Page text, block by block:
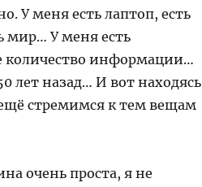
У меня есть лаптоп, есть
мир… У меня есть
количество информации…
лет назад… И вот находясь
стремимся к тем вещам
очень проста, я не